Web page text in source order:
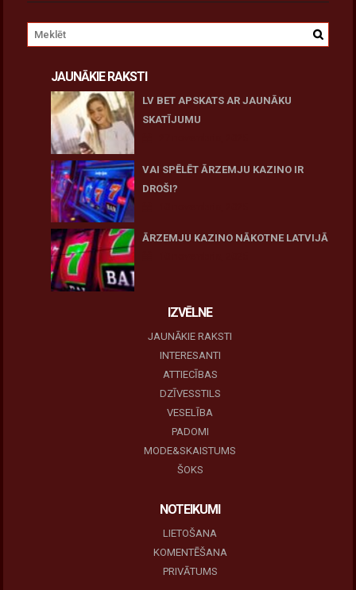
JAUNĀKIE RAKSTI
LV BET APSKATS AR JAUNĀKU
SKATĪJUMU
VAI SPĒLĒT ĀRZEMJU KAZINO IR
DROŠI?
ĀRZEMJU KAZINO NĀKOTNE LATVIJĀ
IZVĒLNE
JAUNĀKIE RAKSTI
INTERESANTI
ATTIECĪBAS
DZĪVESSTILS
VESELĪBA
PADOMI
MODE&SKAISTUMS
ŠOKS
NOTEIKUMI
LIETOŠANA
KOMENTĒŠANA
PRIVĀTUMS